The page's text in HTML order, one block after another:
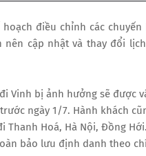
điều chỉnh các chuyến
nên cập nhật và thay đổi
Vinh bị ảnh hưởng sẽ được
ngày 1/7. Hành khách
Thanh Hoá, Hà Nội, Đồng
bảo lưu định danh theo